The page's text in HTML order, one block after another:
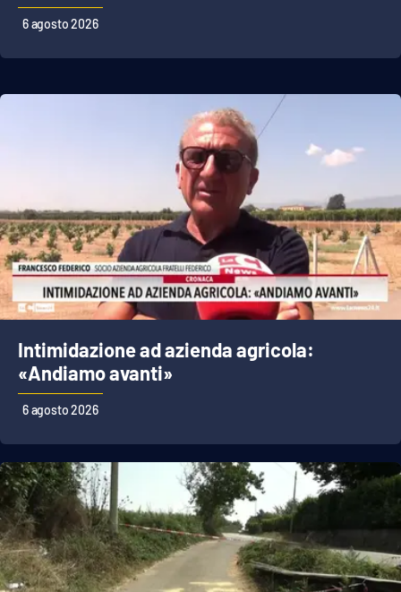
6 agosto 2026
Intimidazione ad azienda agricola:
«Andiamo avanti»
6 agosto 2026